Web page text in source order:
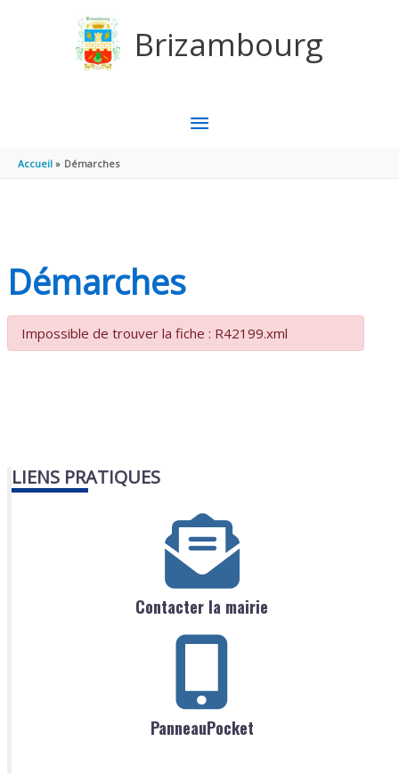
Brizambourg
MENU
Accueil Démarches
Démarches
Impossible de trouver la fiche : R42199.xml
LIENS PRATIQUES
Contacter la mairie
PanneauPocket